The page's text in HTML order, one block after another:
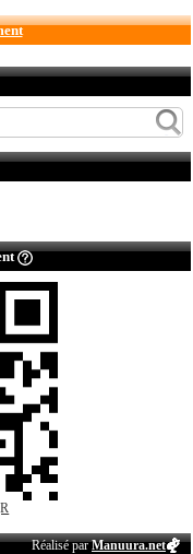
Réalisé parManuura.net